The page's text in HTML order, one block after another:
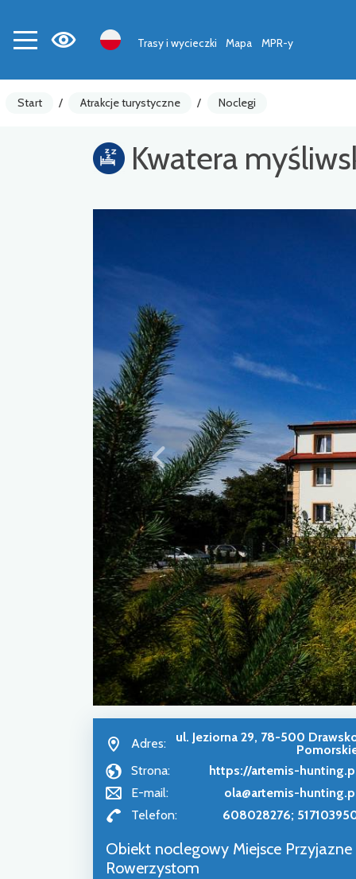
Trasy i wycieczki Mapa MPR-y
Start / Atrakcje turystyczne / Noclegi
Kwatera
Adres:
ul. Jeziorna 29, 78-500
Strona:
https://artemis-
E-mail:
ola@artemis-
Telefon:
608028276;
Obiekt noclegowy Miejsce Przyjazne
Rowerzystom